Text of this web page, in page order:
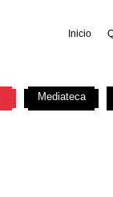
Inicio
Mediateca